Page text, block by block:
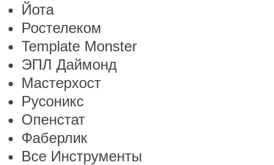
Йота
Ростелеком
Template Monster
ЭПЛ Даймонд
Мастерхост
Русоникс
Опенстат
Фаберлик
Все Инструменты